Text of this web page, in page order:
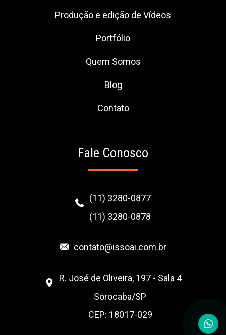
Produção e edição de Vídeos
Portfólio
Quem Somos
Blog
Contato
Fale Conosco
(11) 3280-0877
(11) 3280-0878
contato@issoai.com.br
R. José de Oliveira, 197 - Sala 4
Sorocaba/SP
CEP: 18017-029